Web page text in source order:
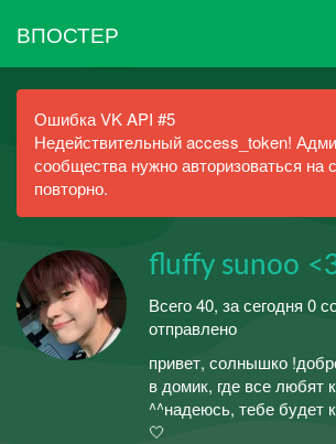
ВПОСТЕР
Ошибка VK API #5
Недействительный access_token!
сообщества нужно авторизоваться на
повторно.
fluffy sunoo
Всего 40, за сегодня 0
отправлено
привет, солнышко
в домик, где все любят
^^надеюсь, тебе будет
🤍